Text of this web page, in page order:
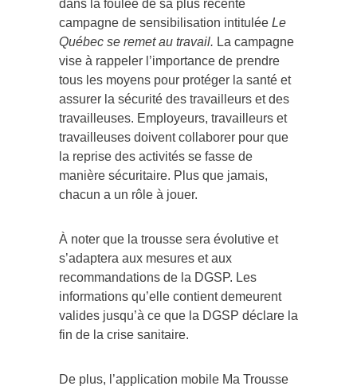
dans la foulée de sa plus récente
campagne de sensibilisation intitulée Le
Québec se remet au travail. La campagne
vise à rappeler l’importance de prendre
tous les moyens pour protéger la santé et
assurer la sécurité des travailleurs et des
travailleuses. Employeurs, travailleurs et
travailleuses doivent collaborer pour que
la reprise des activités se fasse de
manière sécuritaire. Plus que jamais,
chacun a un rôle à jouer.
À noter que la trousse sera évolutive et
s’adaptera aux mesures et aux
recommandations de la DGSP. Les
informations qu’elle contient demeurent
valides jusqu’à ce que la DGSP déclare la
fin de la crise sanitaire.
De plus, l’application mobile Ma Trousse